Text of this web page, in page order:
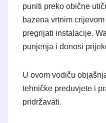
puniti preko obične
bazena vrtnim
pregrijati instalacije.
punjenja i donosi
U ovom vodiču
tehničke preduvjete i
pridržavati.